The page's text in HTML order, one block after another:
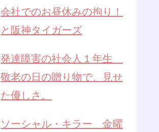
会社でのお昼休みの拘り！
と阪神タイガーズ
発達障害の社会人１年生
敬老の日の贈り物で、見せ
た優しさ。
ソーシャル・キラー 金曜